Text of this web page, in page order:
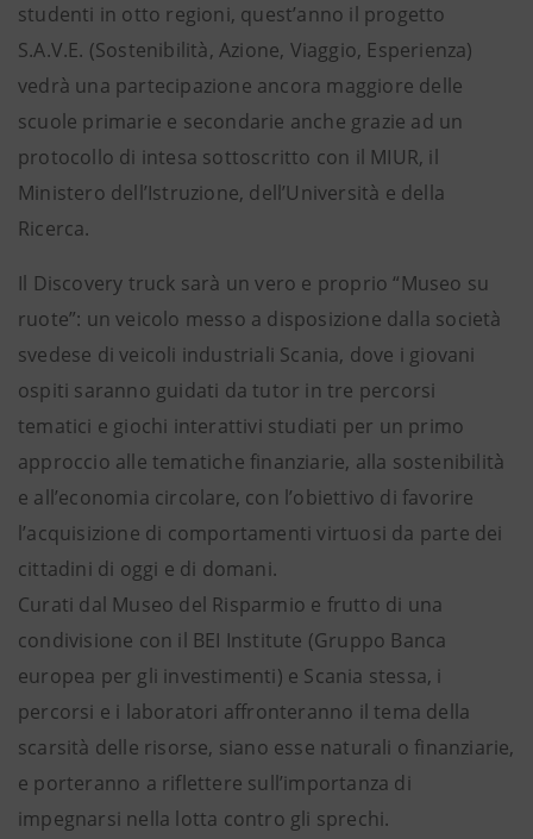
studenti in otto regioni, quest’anno il progetto
S.A.V.E. (Sostenibilità, Azione, Viaggio, Esperienza)
vedrà una partecipazione ancora maggiore delle
scuole primarie e secondarie anche grazie ad un
protocollo di intesa sottoscritto con il MIUR, il
Ministero dell’Istruzione, dell’Università e della
Ricerca.
Il Discovery truck sarà un vero e proprio “Museo su
ruote”: un veicolo messo a disposizione dalla società
svedese di veicoli industriali Scania, dove i giovani
ospiti saranno guidati da tutor in tre percorsi
tematici e giochi interattivi studiati per un primo
approccio alle tematiche finanziarie, alla sostenibilità
e all’economia circolare, con l’obiettivo di favorire
l’acquisizione di comportamenti virtuosi da parte dei
cittadini di oggi e di domani.
Curati dal Museo del Risparmio e frutto di una
condivisione con il BEI Institute (Gruppo Banca
europea per gli investimenti) e Scania stessa, i
percorsi e i laboratori affronteranno il tema della
scarsità delle risorse, siano esse naturali o finanziarie,
e porteranno a riflettere sull’importanza di
impegnarsi nella lotta contro gli sprechi.